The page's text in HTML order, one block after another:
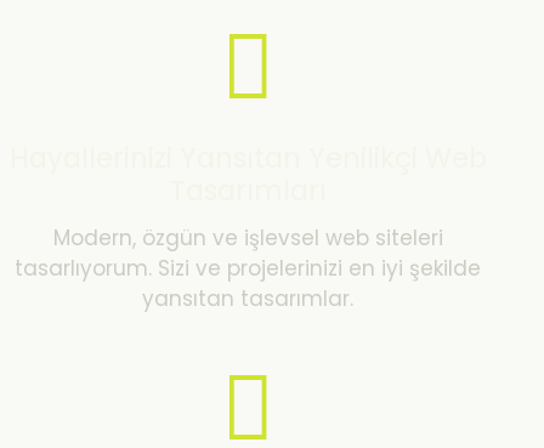
Modern, özgün ve işlevsel web siteleri
tasarlıyorum. Sizi ve projelerinizi en iyi şekilde
yansıtan tasarımlar.